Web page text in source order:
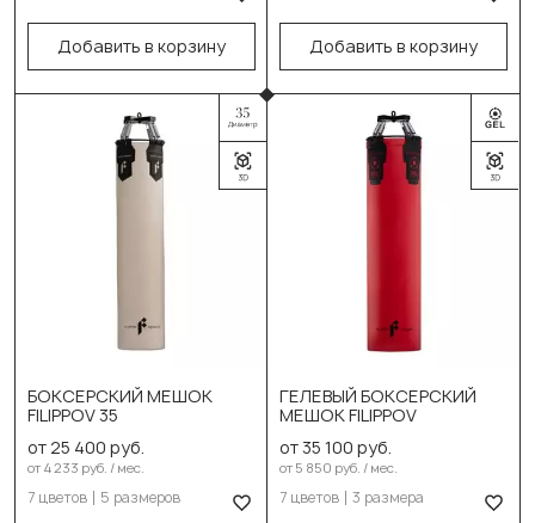
Добавить в корзину
В корзину Добавить в корзину
150см/40см/55-60кг
180см/40см/65-70кг
В корзину
БОКСЕРСКИЙ МЕШОК
FILIPPOV 35
от 25 400 руб.
от 4 233 руб. / мес.
7 цветов 5 размеров
Выберите цвет:
Зеленый
Серый
Карбон
Выберите размер:
ГЕЛЕВЫЙ БОКСЕРСКИЙ
МЕШОК FILIPPOV
от 35 100 руб.
от 5 850 руб. / мес.
7 цветов 3 размера
Светло серый
Серый
Карбон